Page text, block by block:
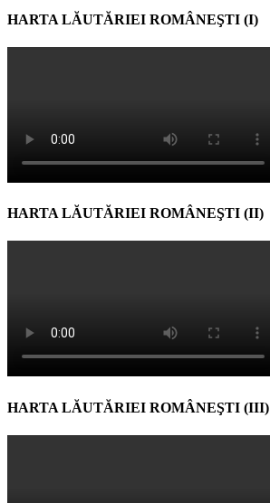
HARTA LĂUTĂRIEI ROMÂNEŞTI (I)
HARTA LĂUTĂRIEI ROMÂNEŞTI (II)
HARTA LĂUTĂRIEI ROMÂNEŞTI (III)